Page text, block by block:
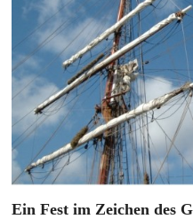
Ein Fest im Zeichen des